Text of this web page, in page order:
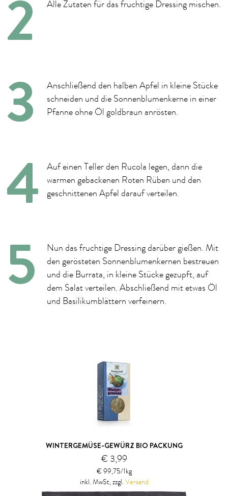
Alle Zutaten für das fruchtige Dressing mischen.
Anschließend den halben Apfel in kleine Stücke
schneiden und die Sonnenblumenkerne in einer
Pfanne ohne Öl goldbraun anrösten.
Auf einen Teller den Rucola legen, dann die
warmen gebackenen Roten Rüben und den
geschnittenen Apfel darauf verteilen.
Nun das fruchtige Dressing darüber gießen. Mit
den gerösteten Sonnenblumenkernen bestreuen
und die Burrata, in kleine Stücke gezupft, auf
dem Salat verteilen. Abschließend mit etwas Öl
und Basilikumblättern verfeinern.
WINTERGEMÜSE-GEWÜRZ BIO PACKUNG
€ 3,99
€ 99,75/1kg
inkl. MwSt, zzgl. Versand